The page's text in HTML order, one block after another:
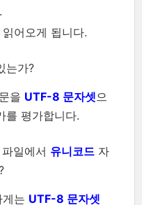
어오게 됩니다.
는가?
을 UTF-8 문자셋으
를 평가합니다.
일에서 유니코드 자
는 UTF-8 문자셋